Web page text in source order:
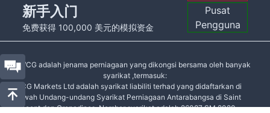
新手入门
免费获得 100,000 美元的模拟资金
Pusat
Pengguna
WCG adalah jenama perniagaan yang dikongsi bersama oleh banyak
syarikat ,termasuk:
WCG Markets Ltd adalah syarikat liabiliti terhad yang didaftarkan di
bawah Undang-undang Syarikat Perniagaan Antarabangsa di Saint
Vincent dan Grenadines. Nombor syarikat adalah 26087 SM 2020.